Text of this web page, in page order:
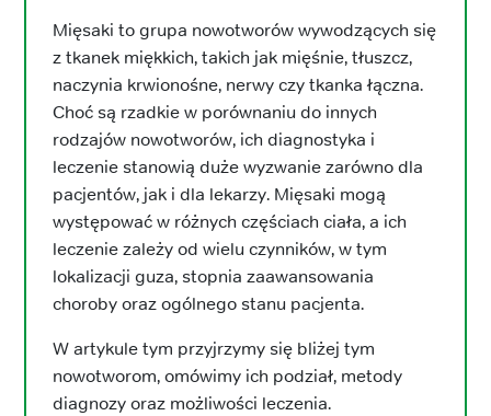
Mięsaki to grupa nowotworów wywodzących się
z tkanek miękkich, takich jak mięśnie, tłuszcz,
naczynia krwionośne, nerwy czy tkanka łączna.
Choć są rzadkie w porównaniu do innych
rodzajów nowotworów, ich diagnostyka i
leczenie stanowią duże wyzwanie zarówno dla
pacjentów, jak i dla lekarzy. Mięsaki mogą
występować w różnych częściach ciała, a ich
leczenie zależy od wielu czynników, w tym
lokalizacji guza, stopnia zaawansowania
choroby oraz ogólnego stanu pacjenta.
W artykule tym przyjrzymy się bliżej tym
nowotworom, omówimy ich podział, metody
diagnozy oraz możliwości leczenia.